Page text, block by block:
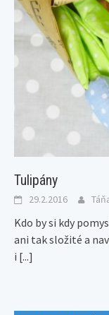
Tulipány
29.2.2016
Kdo by si kdy
ani tak složité a
i [...]